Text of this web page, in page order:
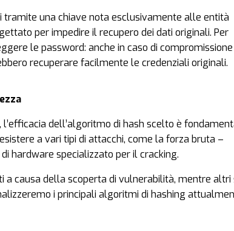
una chiave nota esclusivamente alle entità
per impedire il recupero dei dati originali. Per
le password: anche in caso di compromissione
recuperare facilmente le credenziali originali.
dell’algoritmo di hash scelto è
a vari tipi di attacchi, come la forza bruta –
di hardware specializzato per il cracking.
a causa della scoperta di vulnerabilità, mentre altri
i principali algoritmi di hashing